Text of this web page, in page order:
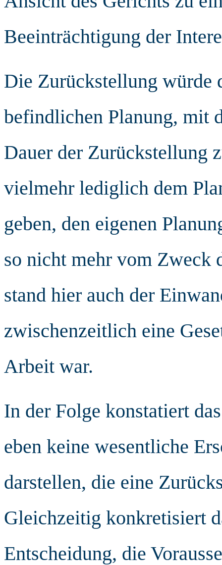
Beeinträchtigung der
Die Zurückstellung würde
befindlichen Planung, mit
Dauer der Zurückstellung
vielmehr lediglich dem
geben, den eigenen
so nicht mehr vom Zweck
stand hier auch der
zwischenzeitlich eine
Arbeit war.
In der Folge konstatiert
eben keine wesentliche
darstellen, die eine
Gleichzeitig konkretisiert
Entscheidung, die